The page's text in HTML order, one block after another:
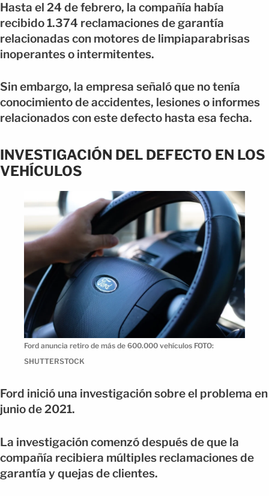
Hasta el 24 de febrero, la compañía había
recibido 1.374 reclamaciones de garantía
relacionadas con motores de limpiaparabrisas
inoperantes o intermitentes.
Sin embargo, la empresa señaló que no tenía
conocimiento de accidentes, lesiones o informes
relacionados con este defecto hasta esa fecha.
INVESTIGACIÓN DEL DEFECTO EN LOS
VEHÍCULOS
Ford anuncia retiro de más de 600.000 vehículos FOTO:
SHUTTERSTOCK
Ford inició una investigación sobre el problema en
junio de 2021.
La investigación comenzó después de que la
compañía recibiera múltiples reclamaciones de
garantía y quejas de clientes.